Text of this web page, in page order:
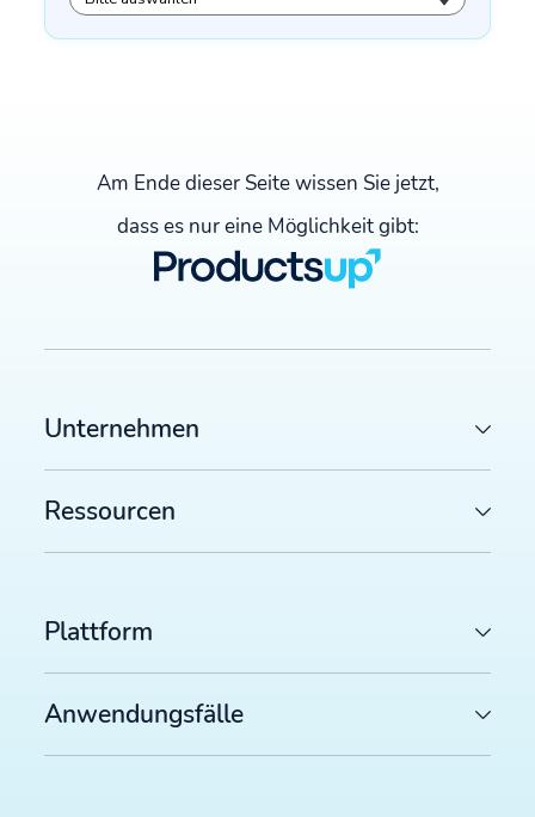
Am Ende dieser Seite wissen Sie jetzt,
dass es nur eine Möglichkeit gibt:
Unternehmen
Ressourcen
Plattform
Anwendungsfälle